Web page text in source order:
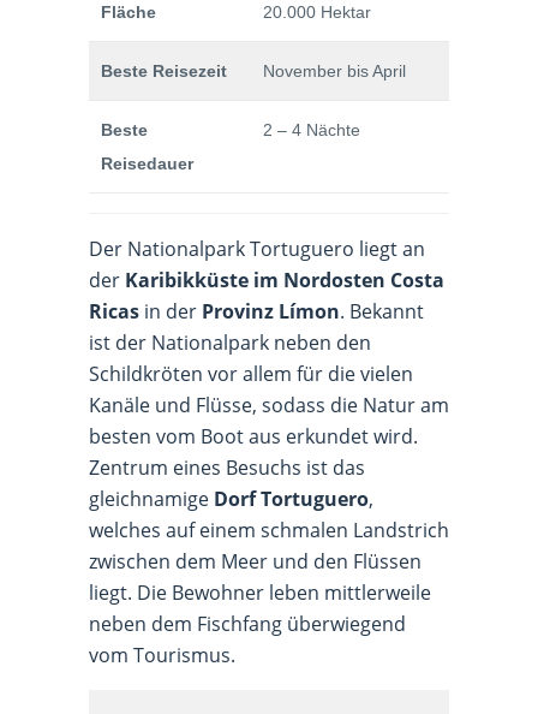
Fläche 20.000 Hektar
Beste Reisezeit November bis April
Beste
Reisedauer
2 – 4 Nächte
Der Nationalpark Tortuguero liegt an
der Karibikküste im Nordosten Costa
Ricas in der Provinz Límon. Bekannt
ist der Nationalpark neben den
Schildkröten vor allem für die vielen
Kanäle und Flüsse, sodass die Natur am
besten vom Boot aus erkundet wird.
Zentrum eines Besuchs ist das
gleichnamige Dorf Tortuguero,
welches auf einem schmalen Landstrich
zwischen dem Meer und den Flüssen
liegt. Die Bewohner leben mittlerweile
neben dem Fischfang überwiegend
vom Tourismus.